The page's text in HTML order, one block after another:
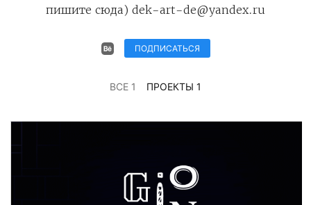
пишите сюда) dek-art-de@yandex.ru
ПОДПИСАТЬСЯ
ВСЕ 1 ПРОЕКТЫ 1